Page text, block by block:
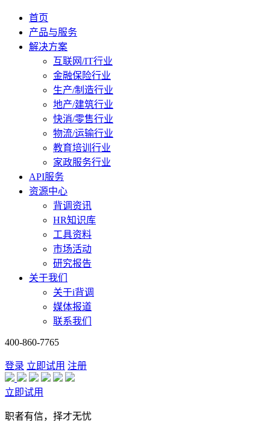
首页
产品与服务
解决方案
互联网/IT行业
金融保险行业
生产/制造行业
地产/建筑行业
快消/零售行业
物流/运输行业
教育培训行业
家政服务行业
API服务
资源中心
背调资讯
HR知识库
工具资料
市场活动
研究报告
关于我们
关于i背调
媒体报道
联系我们
400-860-7765
登录 立即试用 注册
立即试用
职者有信，择才无忧